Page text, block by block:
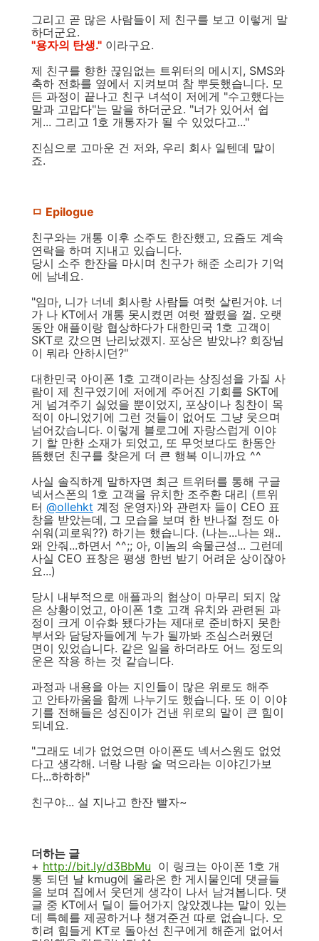
그리고 곧 많은 사람들이 제 친구를 보고 이렇게 말
하더군요.
"용자의 탄생." 이라구요.
제 친구를 향한 끊임없는 트위터의 메시지, SMS와
축하 전화를 옆에서 지켜보며 참 뿌듯했습니다. 모
든 과정이 끝나고 친구 녀석이 저에게 "수고했다는
말과 고맙다"는 말을 하더군요. "너가 있어서 쉽
게... 그리고 1호 개통자가 될 수 있었다고..."
진심으로 고마운 건 저와, 우리 회사 일텐데 말이
죠.
ㅁ Epilogue
친구와는 개통 이후 소주도 한잔했고, 요즘도 계속
연락을 하며 지내고 있습니다.
당시 소주 한잔을 마시며 친구가 해준 소리가 기억
에 남네요.
"임마, 니가 너네 회사랑 사람들 여럿 살린거야. 너
가 나 KT에서 개통 못시켰면 여럿 짤렸을 껄. 오랫
동안 애플이랑 협상하다가 대한민국 1호 고객이
SKT로 갔으면 난리났겠지. 포상은 받았냐? 회장님
이 뭐라 안하시던?"
대한민국 아이폰 1호 고객이라는 상징성을 가질 사
람이 제 친구였기에 저에게 주어진 기회를 SKT에
게 넘겨주기 싫었을 뿐이었지, 포상이나 칭찬이 목
적이 아니었기에 그런 것들이 없어도 그냥 웃으며
넘어갔습니다. 이렇게 블로그에 자랑스럽게 이야
기 할 만한 소재가 되었고, 또 무엇보다도 한동안
뜸했던 친구를 찾은게 더 큰 행복 이니까요 ^^
사실 솔직하게 말하자면 최근 트위터를 통해 구글
넥서스폰의 1호 고객을 유치한 조주환 대리 (트위
터 @ollehkt 계정 운영자)와 관련자 들이 CEO 표
창을 받았는데, 그 모습을 보며 한 반나절 정도 아
쉬워(괴로워??) 하기는 했습니다. (나는...나는 왜..
왜 안줘...하면서 ^^;; 아, 이놈의 속물근성... 그런데
사실 CEO 표창은 평생 한번 받기 어려운 상이잖아
요...)
당시 내부적으로 애플과의 협상이 마무리 되지 않
은 상황이었고, 아이폰 1호 고객 유치와 관련된 과
정이 크게 이슈화 됐다가는 제대로 준비하지 못한
부서와 담당자들에게 누가 될까봐 조심스러웠던
면이 있었습니다. 같은 일을 하더라도 어느 정도의
운은 작용 하는 것 같습니다.
과정과 내용을 아는 지인들이 많은 위로도 해주
고 안타까움을 함께 나누기도 했습니다. 또 이 이야
기를 전해들은 성진이가 건낸 위로의 말이 큰 힘이
되네요.
"그래도 네가 없었으면 아이폰도 넥서스원도 없었
다고 생각해. 너랑 나랑 술 먹으라는 이야긴가보
다...하하하"
친구야... 설 지나고 한잔 빨자~
더하는 글
+ http://bit.ly/d3BbMu 이 링크는 아이폰 1호 개
통 되던 날 kmug에 올라온 한 게시물인데 댓글들
을 보며 집에서 웃던게 생각이 나서 남겨봅니다. 댓
글 중 KT에서 딜이 들어가지 않았겠냐는 말이 있는
데 특혜를 제공하거나 챙겨준건 따로 없습니다. 오
히려 힘들게 KT로 돌아선 친구에게 해준게 없어서